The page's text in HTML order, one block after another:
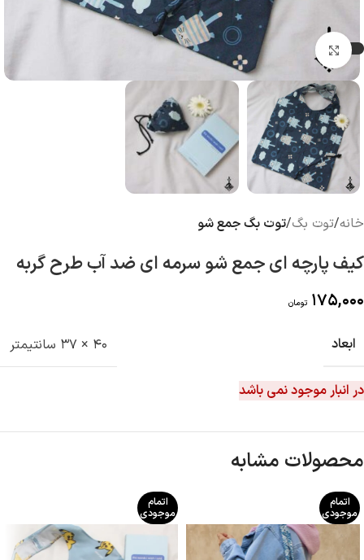
بزرگنمایی تصویر
خانه توت بگ توت بگ جمع شو
کیف پارچه ای جمع شو سرمه ای ضد آب طرح گربه
175,000 تومان
ابعاد 40 × 37 سانتیمتر
در انبار موجود نمی باشد
محصولات مشابه
اتمام
موجودی
اتمام
موجودی